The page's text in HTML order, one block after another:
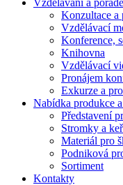
Vzdělávání a
Konzultace a
Vzdělávací
Konference,
Knihovna
Vzdělávací
Pronájem
Exkurze a
Nabídka produkce
Představení
Stromky a
Materiál pro
Podniková
Sortiment
Kontakty